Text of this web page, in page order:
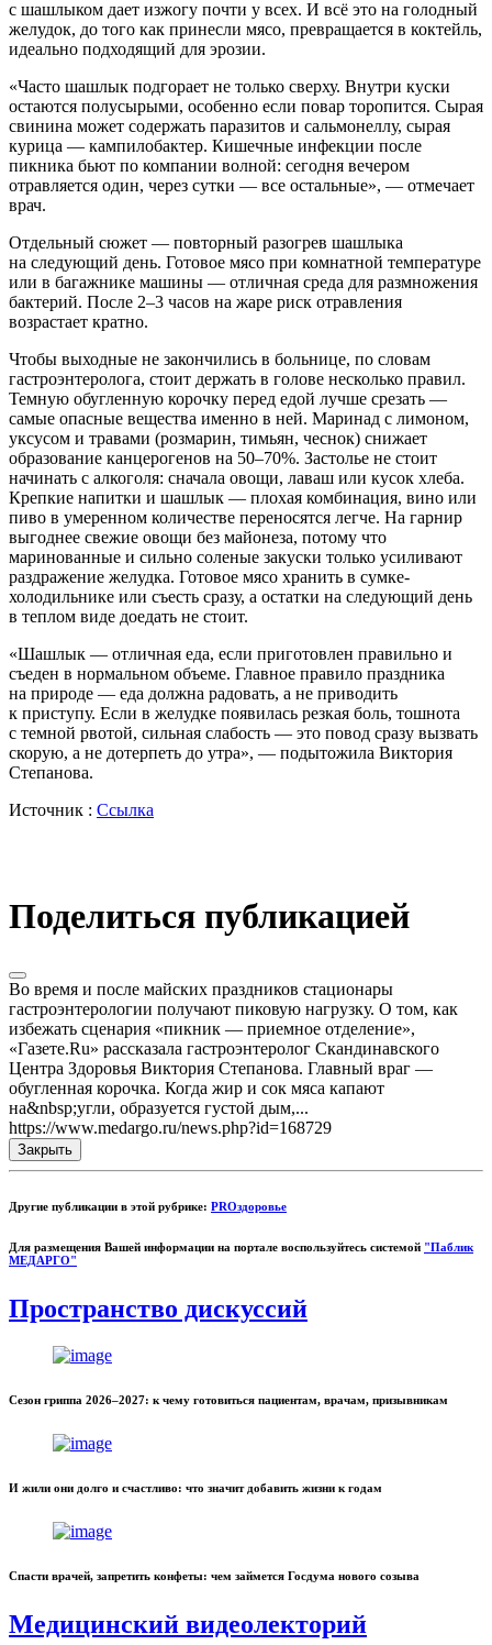
с шашлыком дает изжогу почти у всех. И всё это на голодный
желудок, до того как принесли мясо, превращается в коктейль,
идеально подходящий для эрозии.
«Часто шашлык подгорает не только сверху. Внутри куски
остаются полусырыми, особенно если повар торопится. Сырая
свинина может содержать паразитов и сальмонеллу, сырая
курица — кампилобактер. Кишечные инфекции после
пикника бьют по компании волной: сегодня вечером
отравляется один, через сутки — все остальные», — отмечает
врач.
Отдельный сюжет — повторный разогрев шашлыка
на следующий день. Готовое мясо при комнатной температуре
или в багажнике машины — отличная среда для размножения
бактерий. После 2–3 часов на жаре риск отравления
возрастает кратно.
Чтобы выходные не закончились в больнице, по словам
гастроэнтеролога, стоит держать в голове несколько правил.
Темную обугленную корочку перед едой лучше срезать —
самые опасные вещества именно в ней. Маринад с лимоном,
уксусом и травами (розмарин, тимьян, чеснок) снижает
образование канцерогенов на 50–70%. Застолье не стоит
начинать с алкоголя: сначала овощи, лаваш или кусок хлеба.
Крепкие напитки и шашлык — плохая комбинация, вино или
пиво в умеренном количестве переносятся легче. На гарнир
выгоднее свежие овощи без майонеза, потому что
маринованные и сильно соленые закуски только усиливают
раздражение желудка. Готовое мясо хранить в сумке-
холодильнике или съесть сразу, а остатки на следующий день
в теплом виде доедать не стоит.
«Шашлык — отличная еда, если приготовлен правильно и
съеден в нормальном объеме. Главное правило праздника
на природе — еда должна радовать, а не приводить
к приступу. Если в желудке появилась резкая боль, тошнота
с темной рвотой, сильная слабость — это повод сразу вызвать
скорую, а не дотерпеть до утра», — подытожила Виктория
Степанова.
Источник : Ссылка
Поделиться публикацией
Во время и после майских праздников стационары
гастроэнтерологии получают пиковую нагрузку. О том, как
избежать сценария «пикник — приемное отделение»,
«Газете.Ru» рассказала гастроэнтеролог Скандинавского
Центра Здоровья Виктория Степанова. Главный враг —
обугленная корочка. Когда жир и сок мяса капают
на&nbsp;угли, образуется густой дым,...
https://www.medargo.ru/news.php?id=168729
Закрыть
Другие публикации в этой рубрике: PROздоровье
Для размещения Вашей информации на портале воспользуйтесь системой "Паблик
МЕДАРГО"
Пространство дискуссий
Сезон гриппа 2026–2027: к чему готовиться пациентам, врачам, призывникам
И жили они долго и счастливо: что значит добавить жизни к годам
Спасти врачей, запретить конфеты: чем займется Госдума нового созыва
Медицинский видеолекторий